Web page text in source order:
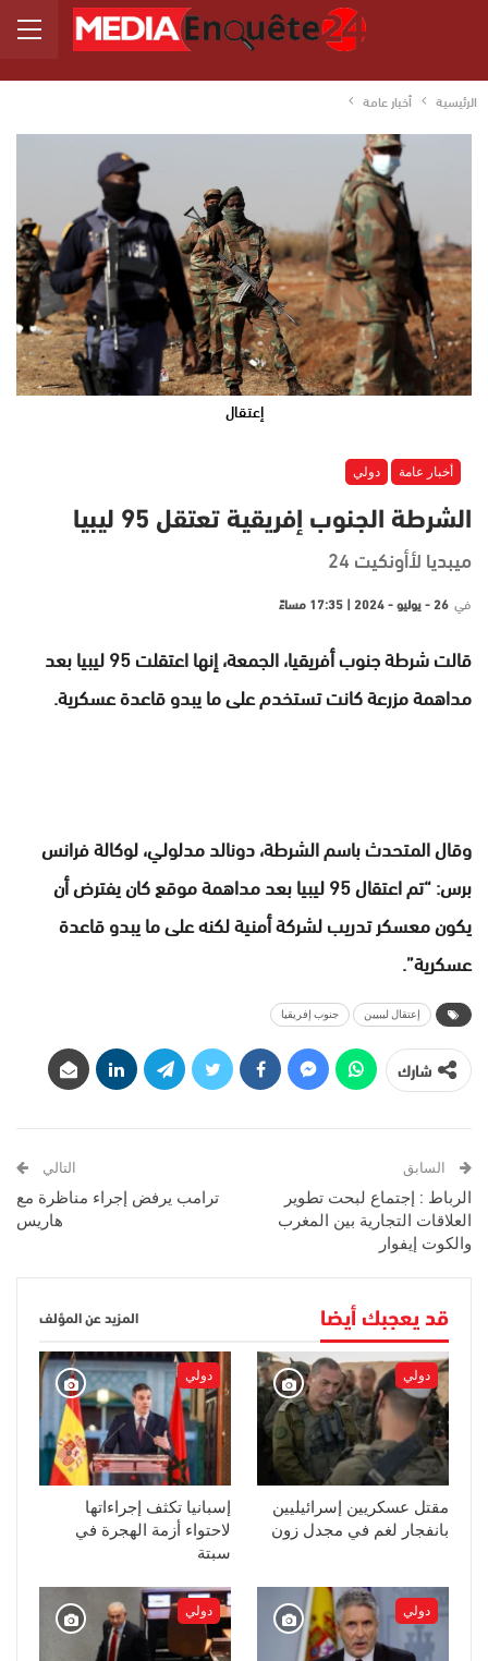
الرئيسية أخبار عامة
إعتقال
أخبار عامة دولي
الشرطة الجنوب إفريقية تعتقل 95 ليبيا
ميبديا لأأونكيت 24
في 26 - يوليو - 2024 | 17:35 مساءً
قالت شرطة جنوب أفريقيا، الجمعة، إنها اعتقلت 95 ليبيا بعد
مداهمة مزرعة كانت تستخدم على ما يبدو قاعدة عسكرية.
وقال المتحدث باسم الشرطة، دونالد مدلولي، لوكالة فرانس
برس: “تم اعتقال 95 ليبيا بعد مداهمة موقع كان يفترض أن
يكون معسكر تدريب لشركة أمنية لكنه على ما يبدو قاعدة
عسكرية”.
إعتقال ليبيين جنوب إفريقيا
شارك
السابق
الرباط : إجتماع لبحت تطوير
العلاقات التجارية بين المغرب
والكوت إيفوار
التالي
ترامب يرفض إجراء مناظرة مع
هاريس
قد يعجبك أيضا المزيد عن المؤلف
دولي
مقتل عسكريين إسرائيليين
بانفجار لغم في مجدل زون
دولي
إسبانيا تكثف إجراءاتها
لاحتواء أزمة الهجرة في
سبتة
دولي دولي